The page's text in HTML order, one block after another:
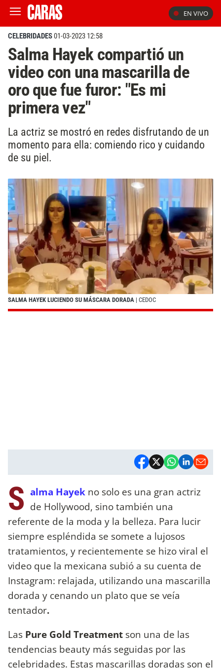
EN VIVO
CELEBRIDADES01-03-2023 12:58
Salma Hayek compartió un
video con una mascarilla de
oro que fue furor: "Es mi
primera vez"
La actriz se mostró en redes disfrutando de un
momento para ella: comiendo rico y cuidando
de su piel.
SALMA HAYEK LUCIENDO SU MÁSCARA DORADA | CEDOC
S alma Hayek no solo es una gran actriz
de Hollywood, sino también una
referente de la moda y la belleza. Para lucir
siempre espléndida se somete a lujosos
tratamientos, y recientemente se hizo viral el
video que la mexicana subió a su cuenta de
Instagram: relajada, utilizando una mascarilla
dorada y cenando un plato que se veía
tentador.
Las Pure Gold Treatment son una de las
tendencias beauty más seguidas por las
celebridades. Estas mascarillas doradas son el